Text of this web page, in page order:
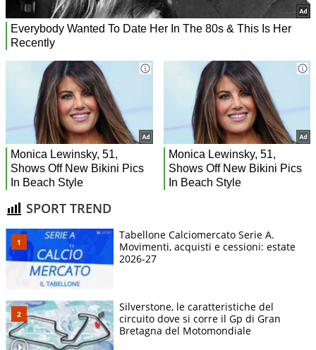
SPORT TREND
Tabellone Calciomercato Serie A.
Movimenti, acquisti e cessioni: estate
2026-27
Silverstone, le caratteristiche del
circuito dove si corre il Gp di Gran
Bretagna del Motomondiale